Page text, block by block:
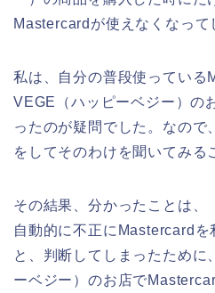
Mastercardが使えなくなって
私は、自分の普段使ってい
VEGE（ハッピーベジー）の
ったのが疑問でした。なので
をしてそのわけを聞いてみる
その結果、分かったことは、
自動的に不正にMastercardを
と、判断してしまったため
ーベジー）のお店で